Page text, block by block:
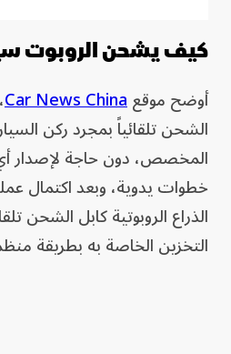
كيف يشحن الروبوت
أوضح موقعCar News China
الشحن تلقائياً بمجرد ركن
المخصص، دون حاجة لإصدار أي
خطوات يدوية، وبعد اكتمال
الذراع الروبوتية كابل الشحن
التخزين الخاصة به بطريقة